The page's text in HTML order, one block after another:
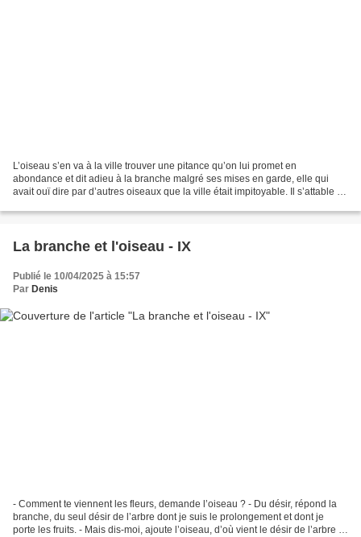
L’oiseau s’en va à la ville trouver une pitance qu’on lui promet en
abondance et dit adieu à la branche malgré ses mises en garde, elle qui
avait ouï dire par d’autres oiseaux que la ville était impitoyable. Il s’attable à
La branche et l'oiseau - IX
Publié le 10/04/2025 à 15:57
Par Denis
- Comment te viennent les fleurs, demande l’oiseau ? - Du désir, répond la
branche, du seul désir de l’arbre dont je suis le prolongement et dont je
porte les fruits. - Mais dis-moi, ajoute l’oiseau, d’où vient le désir de l’arbre ?